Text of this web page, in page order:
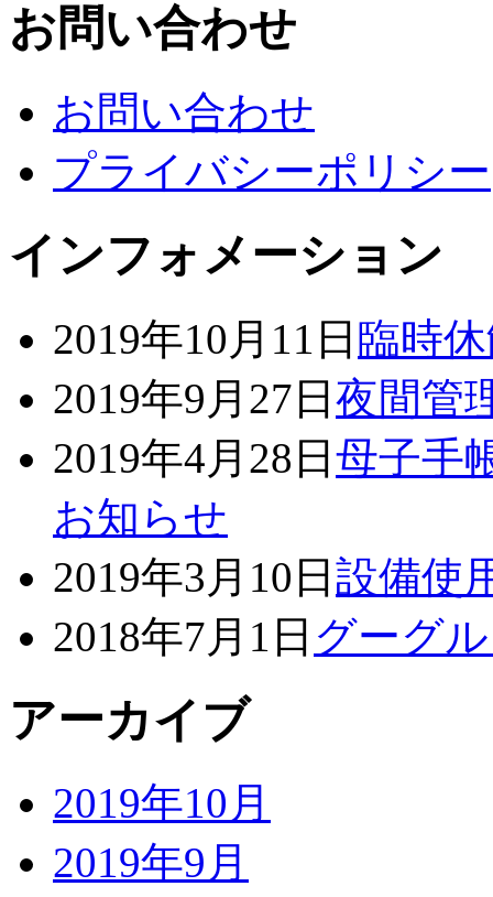
お問い合わせ
お問い合わせ
プライバシーポリシー
インフォメーション
2019年10月11日 臨時
2019年9月27日 夜間管
2019年4月28日 母子手
お知らせ
2019年3月10日 設備使
2018年7月1日 グーグ
アーカイブ
2019年10月
2019年9月